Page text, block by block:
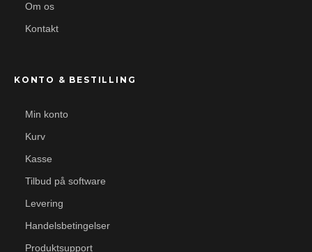
Om os
Kontakt
KONTO & BESTILLING
Min konto
Kurv
Kasse
Tilbud på software
Levering
Handelsbetingelser
Produktsupport